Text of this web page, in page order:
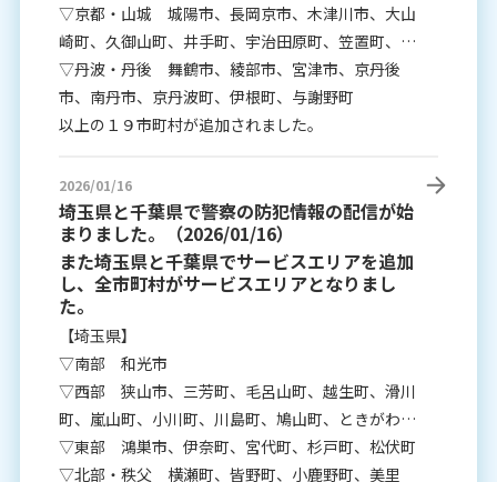
▽京都・山城 城陽市、長岡京市、木津川市、大山
崎町、久御山町、井手町、宇治田原町、笠置町、和
束町、精華町、南山城村
▽丹波・丹後 舞鶴市、綾部市、宮津市、京丹後
市、南丹市、京丹波町、伊根町、与謝野町
以上の１９市町村が追加されました。
2026/01/16
埼玉県と千葉県で警察の防犯情報の配信が始
まりました。（2026/01/16）
また埼玉県と千葉県でサービスエリアを追加
し、全市町村がサービスエリアとなりまし
た。
【埼玉県】
▽南部 和光市
▽西部 狭山市、三芳町、毛呂山町、越生町、滑川
町、嵐山町、小川町、川島町、鳩山町、ときがわ
町、吉見町
▽東部 鴻巣市、伊奈町、宮代町、杉戸町、松伏町
▽北部・秩父 横瀬町、皆野町、小鹿野町、美里